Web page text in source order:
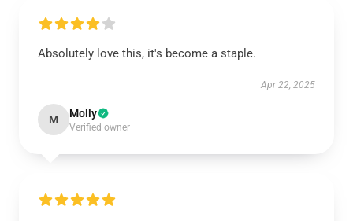
Absolutely love this, it's become a staple.
Apr 22, 2025
M Molly
Verified owner